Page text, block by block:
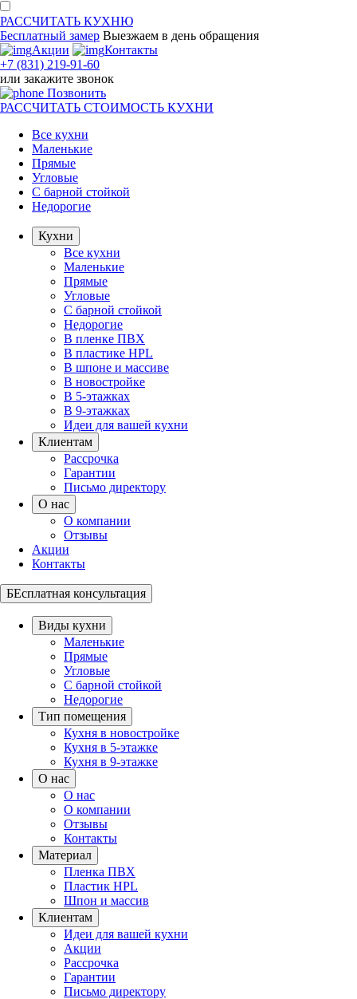
РАССЧИТАТЬ КУХНЮ
Бесплатный замер Выезжаем в день обращения
Акции
Контакты
+7 (831) 219-91-60
или закажите звонок
Позвонить
РАССЧИТАТЬ СТОИМОСТЬ КУХНИ
Все кухни
Маленькие
Прямые
Угловые
С барной стойкой
Недорогие
Кухни
Все кухни
Маленькие
Прямые
Угловые
С барной стойкой
Недорогие
В пленке ПВХ
В пластике HPL
В шпоне и массиве
В новостройке
В 5-этажках
В 9-этажках
Идеи для вашей кухни
Клиентам
Рассрочка
Гарантии
Письмо директору
О нас
О компании
Отзывы
Акции
Контакты
БЕсплатная консультация
Виды кухни
Маленькие
Прямые
Угловые
С барной стойкой
Недорогие
Тип помещения
Кухня в новостройке
Кухня в 5-этажке
Кухня в 9-этажке
О нас
О нас
О компании
Отзывы
Контакты
Материал
Пленка ПВХ
Пластик HPL
Шпон и массив
Клиентам
Идеи для вашей кухни
Акции
Рассрочка
Гарантии
Письмо директору